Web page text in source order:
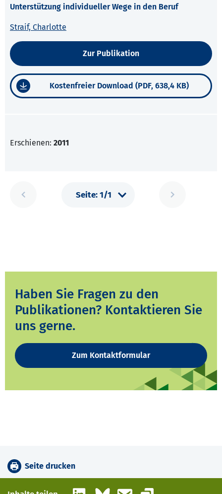
Unterstützung individueller Wege in den Beruf
Straif, Charlotte
Zur Publikation
Kostenfreier Download (PDF, 638,4 KB)
Erschienen: 2011
Haben Sie Fragen zu den
Publikationen? Kontaktieren Sie
uns gerne.
Zum Kontaktformular
Seite drucken
LinkedInBlueskyE-Mail